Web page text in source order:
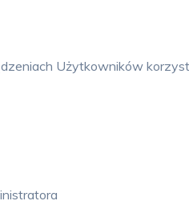
Użytkowników